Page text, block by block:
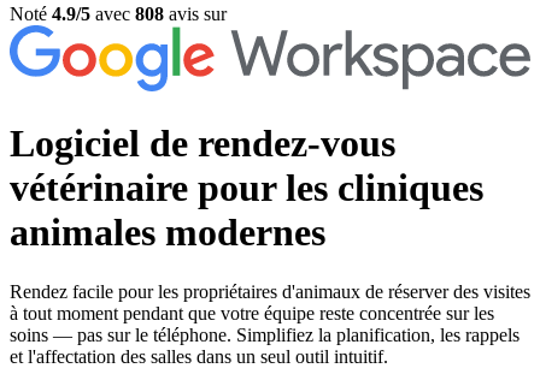
Noté 4.9/5 avec 808 avis sur
Logiciel de rendez-vous
vétérinaire pour les cliniques
animales modernes
Rendez facile pour les propriétaires d'animaux de réserver des visites
à tout moment pendant que votre équipe reste concentrée sur les
soins — pas sur le téléphone. Simplifiez la planification, les rappels
et l'affectation des salles dans un seul outil intuitif.